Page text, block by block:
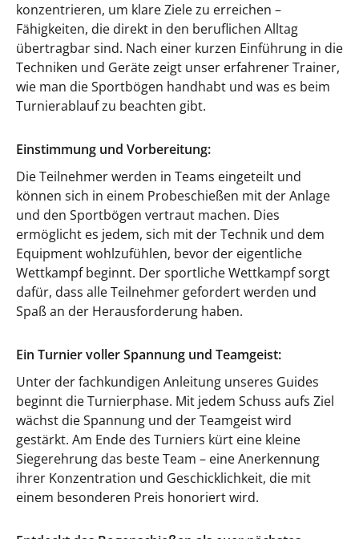
konzentrieren, um klare Ziele zu erreichen –
Fähigkeiten, die direkt in den beruflichen Alltag
übertragbar sind. Nach einer kurzen Einführung in die
Techniken und Geräte zeigt unser erfahrener Trainer,
wie man die Sportbögen handhabt und was es beim
Turnierablauf zu beachten gibt.
Einstimmung und Vorbereitung:
Die Teilnehmer werden in Teams eingeteilt und
können sich in einem Probeschießen mit der Anlage
und den Sportbögen vertraut machen. Dies
ermöglicht es jedem, sich mit der Technik und dem
Equipment wohlzufühlen, bevor der eigentliche
Wettkampf beginnt. Der sportliche Wettkampf sorgt
dafür, dass alle Teilnehmer gefordert werden und
Spaß an der Herausforderung haben.
Ein Turnier voller Spannung und Teamgeist:
Unter der fachkundigen Anleitung unseres Guides
beginnt die Turnierphase. Mit jedem Schuss aufs Ziel
wächst die Spannung und der Teamgeist wird
gestärkt. Am Ende des Turniers kürt eine kleine
Siegerehrung das beste Team – eine Anerkennung
ihrer Konzentration und Geschicklichkeit, die mit
einem besonderen Preis honoriert wird.